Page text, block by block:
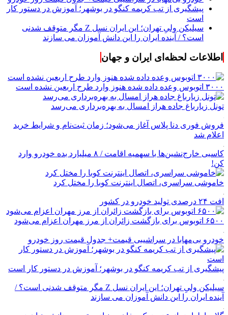
پیشگیری از تب کریمه کنگو در بوشهر؛ آموزش در دستور کار
است
سیلیکن ولیِ تهران؛ این ایران نسل Z مگر متوقف شدنی
است؟ / آینده ایران را این دانش آموزان می سازند
اطلاعات لحظه‌ای ایران و جهان
۳۰۰۰ اتوبوس وعده داده شده هنوز وارد طرح اربعین نشده است
تونل زیارباغ جاده هراز امسال به بهره‌برداری می‌رسد
فروش فوری دنا پلاس آغاز می‌شود؛ زمان ثبت‌نام و شرایط خرید
اعلام شد
کاسبی خارج‌نشین‌ها با سهمیه اقامت / ۸ میلیارد بده خودرو وارد
کن!
خاموشی سراسری، اتصال اینترنت کوبا را مختل کرد
افت ۲۴ درصدی تولید خودرو در کشور
۶۵۰۰ اتوبوس برای بازگشت زائران از مرز مهران اعزام می‌شود
خودرو بی‌مهابا در سراشیبی قیمت+ جدول قیمت روز خودرو
پیشگیری از تب کریمه کنگو در بوشهر؛ آموزش در دستور کار است
سیلیکن ولیِ تهران؛ این ایران نسل Z مگر متوقف شدنی است؟ /
آینده ایران را این دانش آموزان می سازند